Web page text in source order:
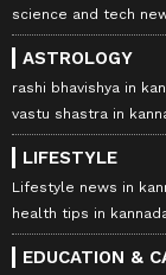
science and tech
ASTROLOGY
rashi bhavishya in
vastu shastra in
LIFESTYLE
Lifestyle news in
health tips in
EDUCATION &